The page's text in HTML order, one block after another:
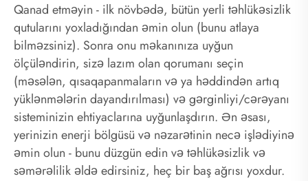
Qanad etməyin - ilk növbədə, bütün yerli təhlükəsizlik
qutularını yoxladığından əmin olun (bunu atlaya
bilməzsiniz). Sonra onu məkanınıza uyğun
ölçüləndirin, sizə lazım olan qorumanı seçin
(məsələn, qısaqapanmaların və ya həddindən artıq
yüklənmələrin dayandırılması) və gərginliyi/cərəyanı
sisteminizin ehtiyaclarına uyğunlaşdırın. Ən əsası,
yerinizin enerji bölgüsü və nəzarətinin necə işlədiyinə
əmin olun - bunu düzgün edin və təhlükəsizlik və
səmərəlilik əldə edirsiniz, heç bir baş ağrısı yoxdur.